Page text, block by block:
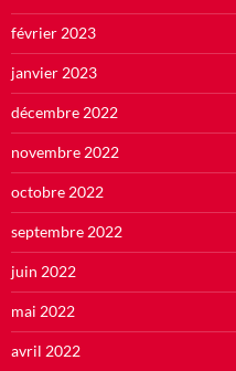
février 2023
janvier 2023
décembre 2022
novembre 2022
octobre 2022
septembre 2022
juin 2022
mai 2022
avril 2022